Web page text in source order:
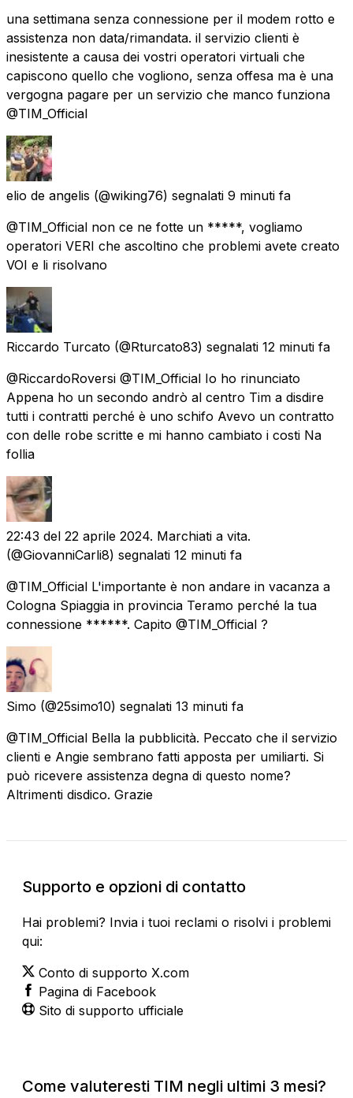
una settimana senza connessione per il modem rotto e
assistenza non data/rimandata. il servizio clienti è
inesistente a causa dei vostri operatori virtuali che
capiscono quello che vogliono, senza offesa ma è una
vergogna pagare per un servizio che manco funziona
@TIM_Official
elio de angelis (@wiking76) segnalati 9 minuti fa
@TIM_Official non ce ne fotte un *****, vogliamo
operatori VERI che ascoltino che problemi avete creato
VOI e li risolvano
Riccardo Turcato (@Rturcato83) segnalati 12 minuti fa
@RiccardoRoversi @TIM_Official Io ho rinunciato
Appena ho un secondo andrò al centro Tim a disdire
tutti i contratti perché è uno schifo Avevo un contratto
con delle robe scritte e mi hanno cambiato i costi Na
follia
22:43 del 22 aprile 2024. Marchiati a vita.
(@GiovanniCarli8) segnalati 12 minuti fa
@TIM_Official L'importante è non andare in vacanza a
Cologna Spiaggia in provincia Teramo perché la tua
connessione ******. Capito @TIM_Official ?
Simo (@25simo10) segnalati 13 minuti fa
@TIM_Official Bella la pubblicità. Peccato che il servizio
clienti e Angie sembrano fatti apposta per umiliarti. Si
può ricevere assistenza degna di questo nome?
Altrimenti disdico. Grazie
Supporto e opzioni di contatto
Hai problemi? Invia i tuoi reclami o risolvi i problemi
qui:
Conto di supporto X.com
Pagina di Facebook
Sito di supporto ufficiale
Come valuteresti TIM negli ultimi 3 mesi?